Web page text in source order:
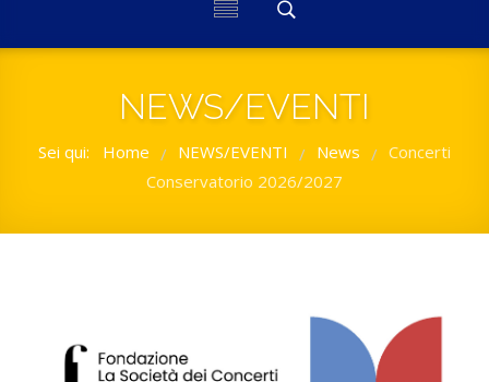
NEWS/EVENTI
Sei qui: Home / NEWS/EVENTI / News / Concerti
Conservatorio 2026/2027